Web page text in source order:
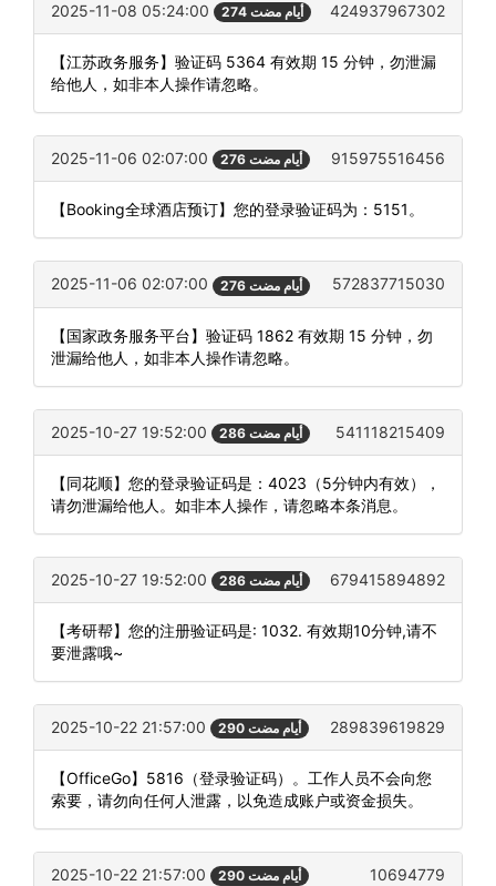
2025-11-08 05:24:00 274 أيام مضت 424937967302
【江苏政务服务】验证码 5364 有效期 15 分钟，勿泄漏
给他人，如非本人操作请忽略。
2025-11-06 02:07:00 276 أيام مضت 915975516456
【Booking全球酒店预订】您的登录验证码为：5151。
2025-11-06 02:07:00 276 أيام مضت 572837715030
【国家政务服务平台】验证码 1862 有效期 15 分钟，勿
泄漏给他人，如非本人操作请忽略。
2025-10-27 19:52:00 286 أيام مضت 541118215409
【同花顺】您的登录验证码是：4023（5分钟内有效），
请勿泄漏给他人。如非本人操作，请忽略本条消息。
2025-10-27 19:52:00 286 أيام مضت 679415894892
【考研帮】您的注册验证码是: 1032. 有效期10分钟,请不
要泄露哦~
2025-10-22 21:57:00 290 أيام مضت 289839619829
【OfficeGo】5816（登录验证码）。工作人员不会向您
索要，请勿向任何人泄露，以免造成账户或资金损失。
2025-10-22 21:57:00 290 أيام مضت 10694779